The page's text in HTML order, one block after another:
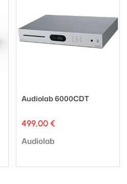
Audiolab 6000CDT
499,00 €
Tuotemerkki:
Audiolab